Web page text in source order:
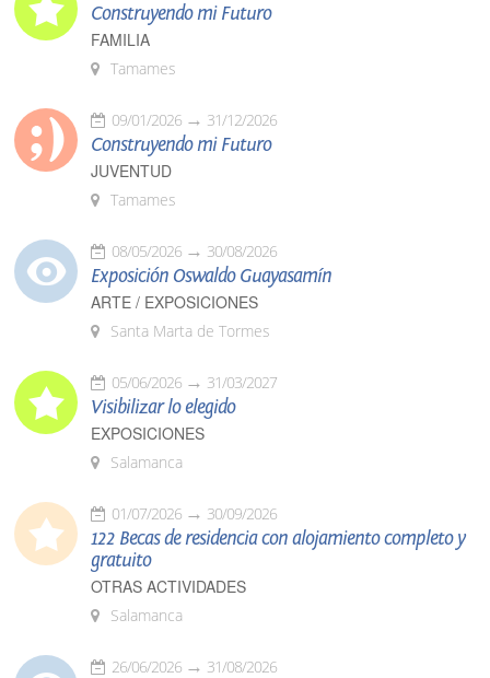
Construyendo mi Futuro
FAMILIA
Tamames
09/01/2026 31/12/2026
Construyendo mi Futuro
JUVENTUD
Tamames
08/05/2026 30/08/2026
Exposición Oswaldo Guayasamín
ARTE / EXPOSICIONES
Santa Marta de Tormes
05/06/2026 31/03/2027
Visibilizar lo elegido
EXPOSICIONES
Salamanca
01/07/2026 30/09/2026
122 Becas de residencia con alojamiento completo y
gratuito
OTRAS ACTIVIDADES
Salamanca
26/06/2026 31/08/2026